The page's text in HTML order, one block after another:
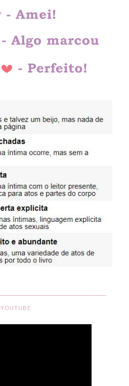
YOUTUBE